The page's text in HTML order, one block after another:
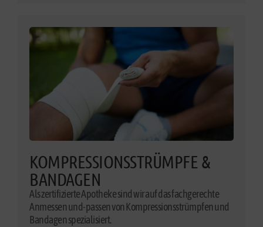
KOMPRESSIONSSTRÜMPFE &
BANDAGEN
Als zertifizierte Apotheke sind wir auf das fachgerechte
Anmessen und-passen von Kompressionsstrümpfen und
Bandagen spezialisiert.